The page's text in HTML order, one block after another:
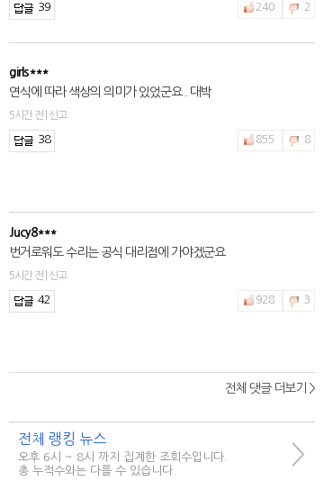
39 240 2
girls***
연식에 따라 색상의 의미가 있었군요.. 대박
5시간 전 | 신고
38 855 8
Jucy8***
번거로워도 수리는 공식 대리점에 가야겠군요
5시간 전 | 신고
42 928 3
전체 댓글 더보기 >
전체 랭킹 뉴스
오후 6시 ~ 8시 까지 집계한 조회수입니다.
총 누적수와는 다를 수 있습니다.
>